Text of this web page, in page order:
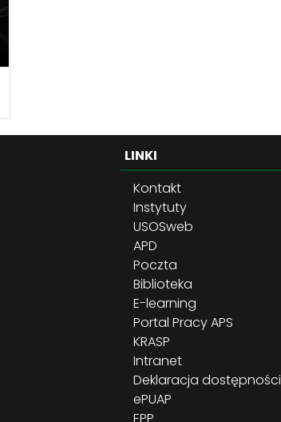
LINKI
Kontakt
Instytuty
USOSweb
APD
Poczta
Biblioteka
E-learning
Portal Pracy APS
KRASP
Intranet
Deklaracja dostępności
ePUAP
EPP